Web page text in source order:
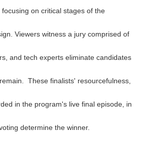
on critical stages of the
Viewers witness a jury comprised of
and tech experts eliminate candidates
These finalists' resourcefulness,
in the program's live final episode, in
determine the winner.